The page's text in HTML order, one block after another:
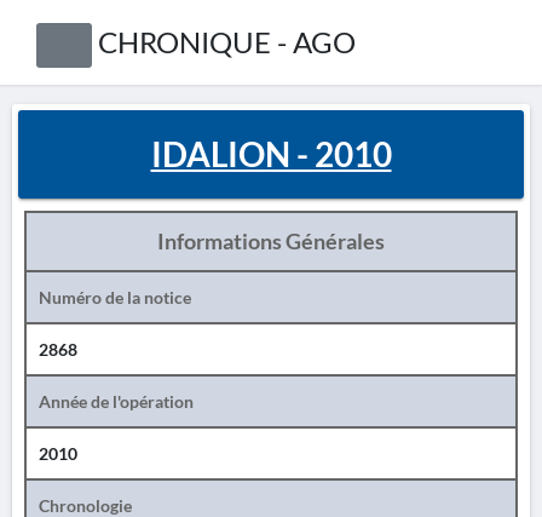
CHRONIQUE - AGO
IDALION - 2010
Informations Générales
Numéro de la notice
2868
Année de l'opération
2010
Chronologie